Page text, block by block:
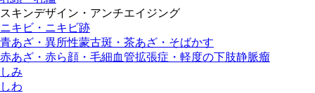
スキンデザイン・アンチエイジング
ニキビ・ニキビ跡
青あざ・異所性蒙古斑・茶あざ・そばかす
赤あざ・赤ら顔・毛細血管拡張症・軽度の下肢静脈瘤
しみ
しわ